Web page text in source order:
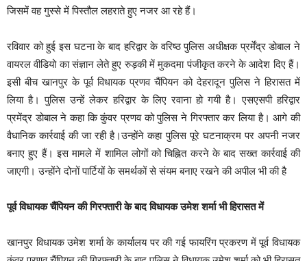
जिसमें वह गुस्से में पिस्तौल लहराते हुए नजर आ रहे हैं।
रविवार को हुई इस घटना के बाद हरिद्वार के वरिष्ठ पुलिस अधीक्षक प्रर्मेंद्र डोबाल ने
वायरल वीडियो का संज्ञान लेते हुए रुड़की में मुकदमा पंजीकृत करने के आदेश दिए हैं।
इसी बीच खानपुर के पूर्व विधायक प्रणव चैंपियन को देहरादून पुलिस ने हिरासत में
लिया है। पुलिस उन्हें लेकर हरिद्वार के लिए रवाना हो गयी है। एसएसपी हरिद्वार
प्रमेंद्र डोबाल ने कहा कि कुंवर प्रणव को पुलिस ने गिरफ्तार कर लिया है। आगे की
वैधानिक कार्रवाई की जा रही है।उन्होंने कहा पुलिस पूरे घटनाक्रम पर अपनी नजर
बनाए हुए हैं। इस मामले में शामिल लोगों को चिह्नित करने के बाद सख्त कार्रवाई की
जाएगी। उन्होंने दोनों पार्टियों के समर्थकों से संयम बनाए रखने की अपील भी की है
पूर्व विधायक चैंपियन की गिरफ्तारी के बाद विधायक उमेश शर्मा भी हिरासत में
खानपुर विधायक उमेश शर्मा के कार्यालय पर की गई फायरिंग प्रकरण में पूर्व विधायक